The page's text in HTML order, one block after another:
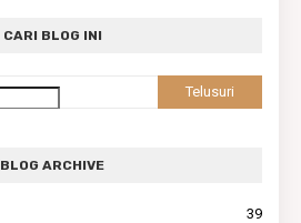
CARI BLOG INI
BLOG ARCHIVE
39